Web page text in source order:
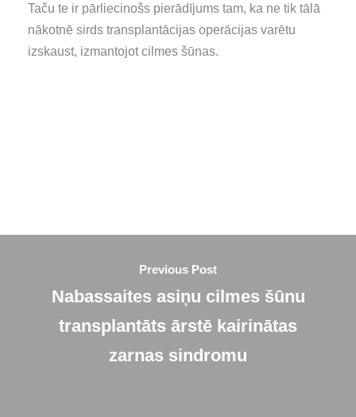
Taču te ir pārliecinošs pierādījums tam, ka ne tik tālā
nākotnē sirds transplantācijas operācijas varētu
izskaust, izmantojot cilmes šūnas.
Previous Post
Nabassaites asiņu cilmes šūnu
transplantāts ārstē kairinātas
zarnas sindromu